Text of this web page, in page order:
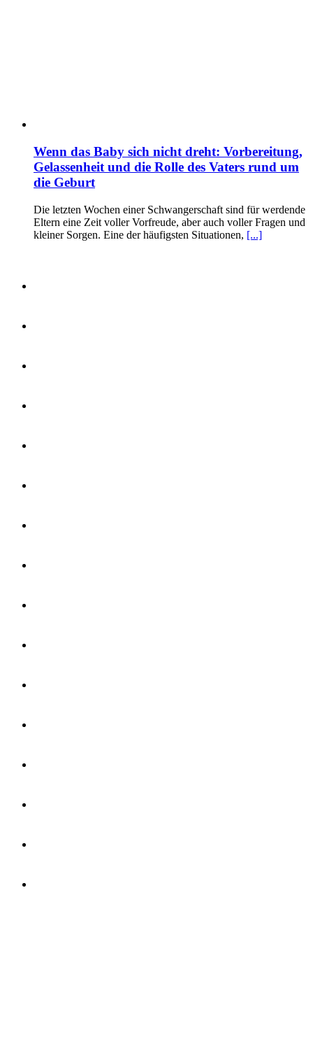
Wenn das Baby sich nicht dreht: Vorbereitung,
Gelassenheit und die Rolle des Vaters rund um
die Geburt
Die letzten Wochen einer Schwangerschaft sind für werdende
Eltern eine Zeit voller Vorfreude, aber auch voller Fragen und
kleiner Sorgen. Eine der häufigsten Situationen, [...]